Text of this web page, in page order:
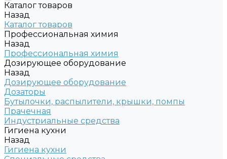
Каталог товаров
Назад
Каталог товаров
Профессиональная химия
Назад
Профессиональная химия
Дозирующее оборудование
Назад
Дозирующее оборудование
Дозаторы
Бутылочки, распылители, крышки, помпы
Прачечная
Индустриальные средства
Гигиена кухни
Назад
Гигиена кухни